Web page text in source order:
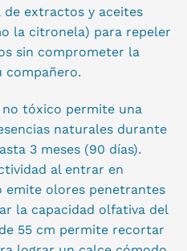
extractos y aceites
la citronela) para repeler
sin comprometer la
compañero.
tóxico permite una
naturales durante
3 meses (90 días).
al entrar en
emite olores penetrantes
la capacidad olfativa del
55 cm permite recortar